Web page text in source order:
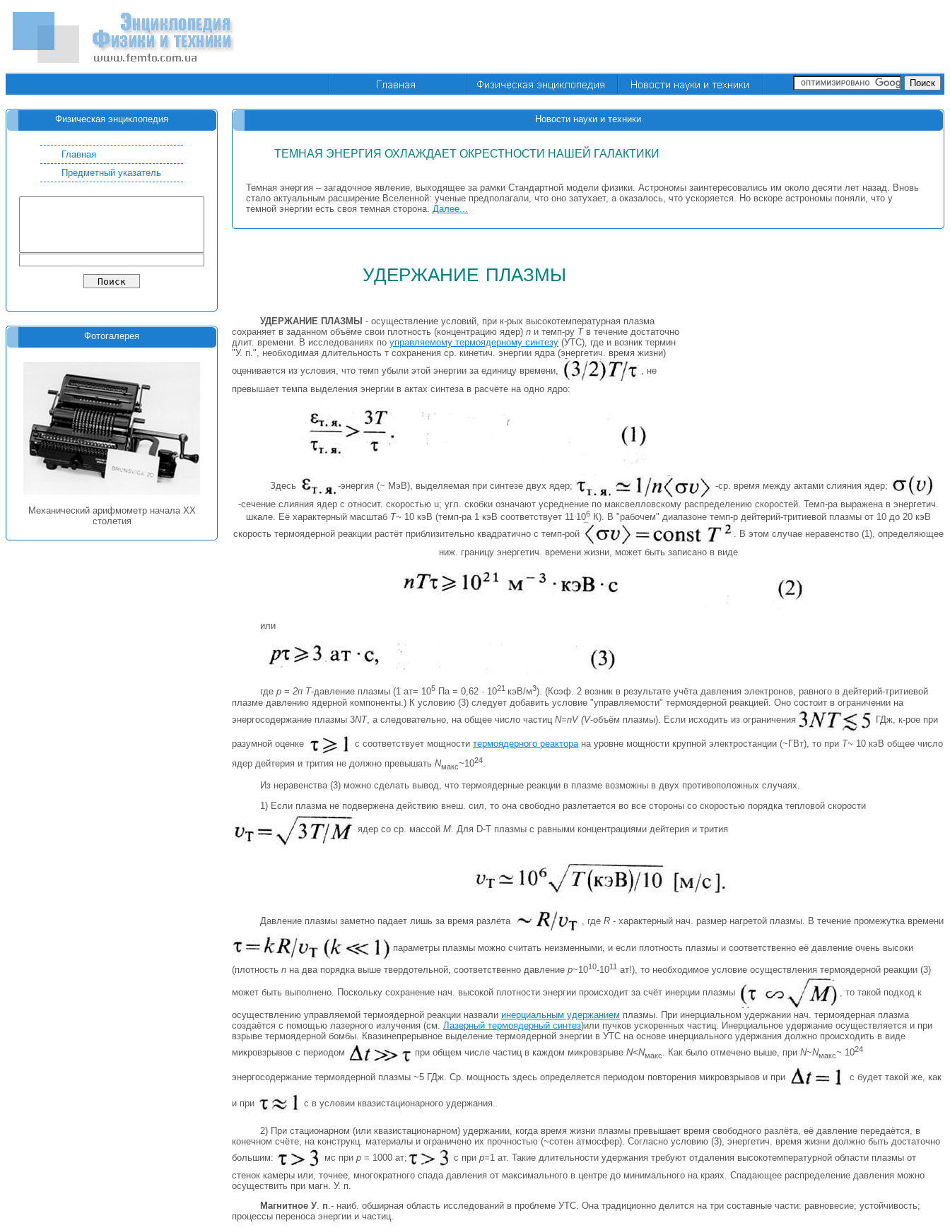
Физическая энциклопедия
Главная
Предметный указатель
Фотогалерея
Механический арифмометр начала XX
столетия
Новости науки и техники
ТЕМНАЯ ЭНЕРГИЯ ОХЛАЖДАЕТ ОКРЕСТНОСТИ НАШЕЙ ГАЛАКТИКИ
Темная энергия – загадочное явление, выходящее за рамки Стандартной модели физики. Астрономы заинтересовались им около десяти лет назад. Вновь
стало актуальным расширение Вселенной: ученые предполагали, что оно затухает, а оказалось, что ускоряется. Но вскоре астрономы поняли, что у
темной энергии есть своя темная сторона. Далее...
удержание плазмы
УДЕРЖАНИЕ ПЛАЗМЫ - осуществление условий, при к-рых высокотемпературная плазма
сохраняет в заданном объёме свои плотность (концентрацию ядер) n и темп-ру Tв течение достаточно
длит. времени. В исследованиях по управляемому термоядерному синтезу (УТС), где и возник термин
"У. п.", необходимая длительность т сохранения ср. кинетич. энергии ядра (энергетич. время жизни)
оценивается из условия, что темп убыли этой энергии за единицу времени,
, не
превышает темпа выделения энергии в актах синтеза в расчёте на одно ядро:
Здесь -энергия (~ МэВ), выделяемая при синтезе двух ядер;
-ср. время между актами слияния ядер;
-сечение слияния ядер с относит. скоростью u; угл. скобки означают усреднение по максвелловскому распределению скоростей. Темп-pa выражена в энергетич.
шкале. Её характерный масштаб Т~10 кэВ (темп-pa 1 кэВ соответствует 11 106К). В "рабочем" диапазоне темп-р дейтерий-тритиевой плазмы от 10 до 20 кэВ
скорость термоядерной реакции растёт приблизительно квадратично с темп-рой
. В этом случае неравенство (1), определяющее
ниж. границу энергетич. времени жизни, может быть записано в виде
или
где p = 2п T-давление плазмы (1 ат= 105 Па = 0,62 · 1021 кэВ/м3). (Коэф. 2 возник в результате учёта давления электронов, равного в дейтерий-тритиевой
плазме давлению ядерной компоненты.) К условию (3) следует добавить условие "управляемости" термоядерной реакцией. Оно состоит в ограничении на
энергосодержание плазмы 3NT, а следовательно, на общее число частиц N=nV (V-объём плазмы). Если исходить из ограничения ГДж, к-рое при
разумной оценке с соответствует мощности термоядерного реактора на уровне мощности крупной электростанции (~ГВт), то при Т~ 10 кэВ общее число
ядер дейтерия и трития не должно превышать Nмакс~1024.
Из неравенства (3) можно сделать вывод, что термоядерные реакции в плазме возможны в двух противоположных случаях.
1) Если плазма не подвержена действию внеш. сил, то она свободно разлетается во все стороны со скоростью порядка тепловой скорости
ядер со ср. массой M . Для D-T плазмы с равными концентрациями дейтерия и трития
Давление плазмы заметно падает лишь за время разлёта , где R - характерный нач. размер нагретой плазмы. В течение промежутка времени
параметры плазмы можно считать неизменными, и если плотность плазмы и соответственно её давление очень высоки
(плотность n на два порядка выше твердотельной, соответственно давление p~1010-1011 ат!), то необходимое условие осуществления термоядерной реакции (3)
может быть выполнено. Поскольку сохранение нач. высокой плотности энергии происходит за счёт инерции плазмы , то такой подход к
осуществлению управляемой термоядерной реакции назвали инерциальным удержанием плазмы. При инерциальном удержании нач. термоядерная плазма
создаётся с помощью лазерного излучения (см. Лазерный термоядерный синтез)или пучков ускоренных частиц. Инерциальное удержание осуществляется и при
взрыве термоядерной бомбы. Квазинепрерывное выделение термоядерной энергии в УТС на основе инерциального удержания должно происходить в виде
микровзрывов с периодом
при общем числе частиц в каждом микровзрыве N<Nмакс . Как было отмечено выше, при N~Nмакс~ 1024
энергосодержание термоядерной плазмы ~5 ГДж. Cp. мощность здесь определяется периодом повторения микровзрывов и при с будет такой же, как
и при с в условии квазистационарного удержания.
2) При стационарном (или квазистационарном) удержании, когда время жизни плазмы превышает время свободного разлёта, её давление передаётся, в
конечном счёте, на конструкц. материалы и ограничено их прочностью (~сотен атмосфер). Согласно условию (3), энергетич. время жизни должно быть достаточно
большим:
мс при p = 1000 ат; с при р=1 ат. Такие длительности удержания требуют отдаления высокотемпературной области плазмы от
стенок камеры или, точнее, многократного спада давления от максимального в центре до минимального на краях. Спадающее распределение давления можно
осуществить при магн. У. п.
Магнитное У. п.- наиб. обширная область исследований в проблеме УТС. Она традиционно делится на три составные части: равновесие; устойчивость;
процессы переноса энергии и частиц.